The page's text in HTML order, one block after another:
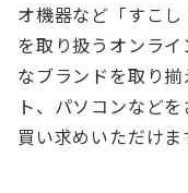
オ機器など「すこ
を取り扱うオンラ
なブランドを取り
ト、パソコンなど
買い求めいただけま